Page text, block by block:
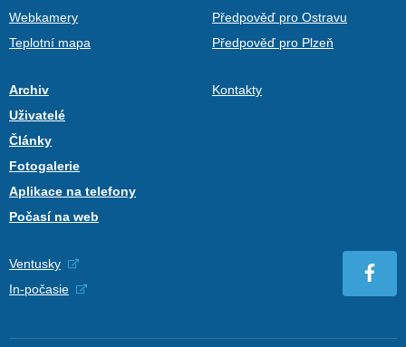
Webkamery
Teplotní mapa
Předpověď pro Ostravu
Předpověď pro Plzeň
Archiv
Uživatelé
Články
Fotogalerie
Aplikace na telefony
Počasí na web
Kontakty
Ventusky
In-počasie